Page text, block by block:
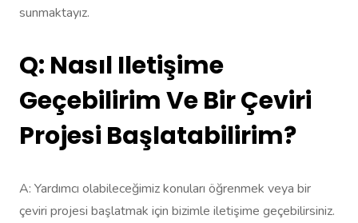
sunmaktayız.
Q: Nasıl Iletişime
Geçebilirim Ve Bir Çeviri
Projesi Başlatabilirim?
A: Yardımcı olabileceğimiz konuları öğrenmek veya bir
çeviri projesi başlatmak için bizimle iletişime geçebilirsiniz.